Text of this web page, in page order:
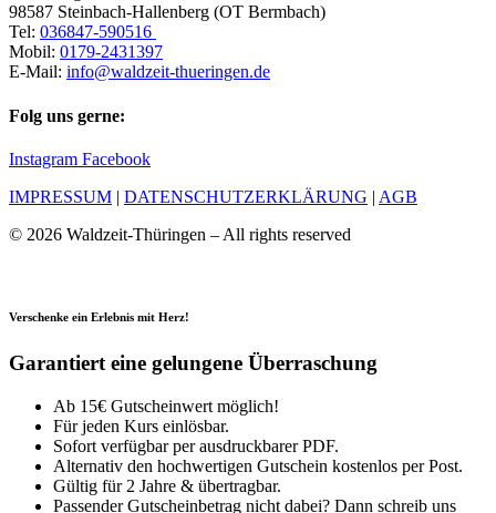
98587 Steinbach-Hallenberg (OT Bermbach)
Tel: 036847-590516
Mobil: 0179-2431397
E-Mail: info@waldzeit-thueringen.de
Folg uns gerne:
Instagram Facebook
IMPRESSUM | DATENSCHUTZERKLÄRUNG | AGB
© 2026 Waldzeit-Thüringen – All rights reserved
Verschenke ein Erlebnis mit Herz!
Garantiert eine gelungene Überraschung
Ab 15€ Gutscheinwert möglich!
Für jeden Kurs einlösbar.
Sofort verfügbar per ausdruckbarer PDF.
Alternativ den hochwertigen Gutschein kostenlos per Post.
Gültig für 2 Jahre & übertragbar.
Passender Gutscheinbetrag nicht dabei? Dann schreib uns